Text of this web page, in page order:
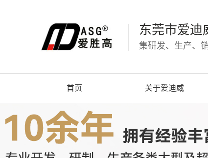
东莞市爱迪
集研发、生产、
首页 关于爱迪威